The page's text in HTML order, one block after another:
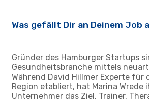
Was gefällt Dir an Deinem Job
Gründer des Hamburger Startups
Gesundheitsbranche mittels
Während David Hillmer Experte
Region etabliert, hat Marina
Unternehmer das Ziel, Trainer,